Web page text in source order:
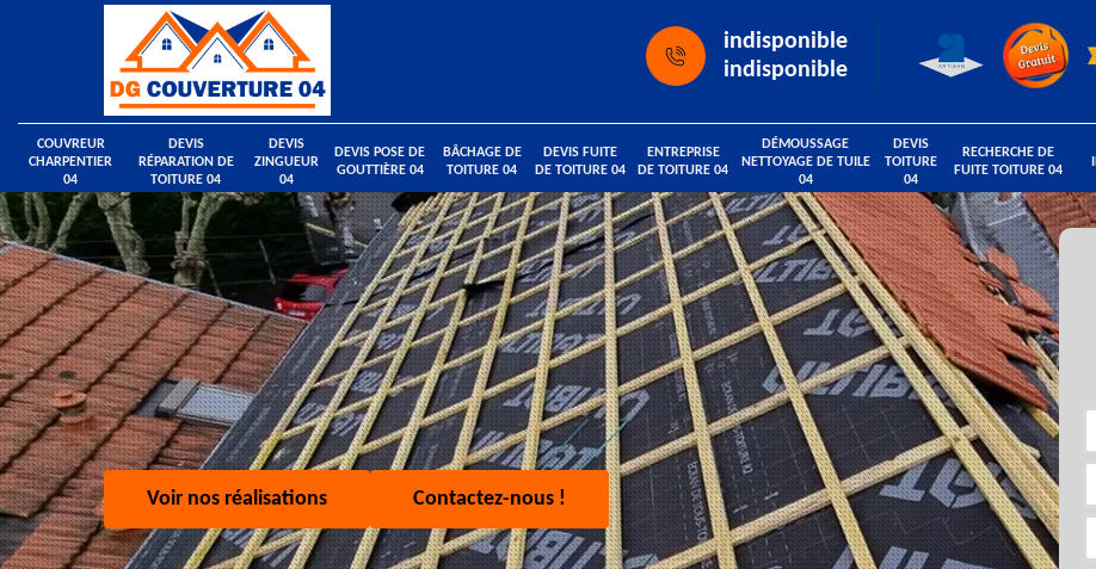
indisponible
indisponible
COUVREUR
CHARPENTIER
04
DEVIS
RÉPARATION DE
TOITURE 04
DEVIS
ZINGUEUR
04
DEVIS POSE DE
GOUTTIÈRE 04
BÂCHAGE DE
TOITURE 04
DEVIS FUITE
DE TOITURE 04
ENTREPRISE
DE TOITURE 04
DÉMOUSSAGE
NETTOYAGE DE TUILE
04
DEVIS
TOITURE
04
RECHERCHE DE
FUITE TOITURE 04
Voir nos réalisations Contactez-nous !